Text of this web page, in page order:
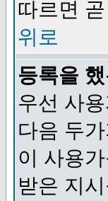
따르면
위로
등록을
우선 사
다음 두
이 사용
받은 지